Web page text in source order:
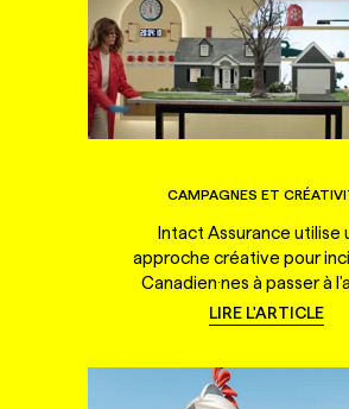
CAMPAGNES ET
Intact Assurance utilise
approche créative pour
Canadien·nes à passer à
LIRE L'ARTICLE